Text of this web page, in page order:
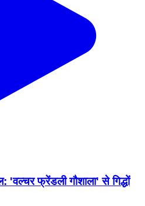
'वल्चर फ्रेंडली गौशाला' से गिद्धों